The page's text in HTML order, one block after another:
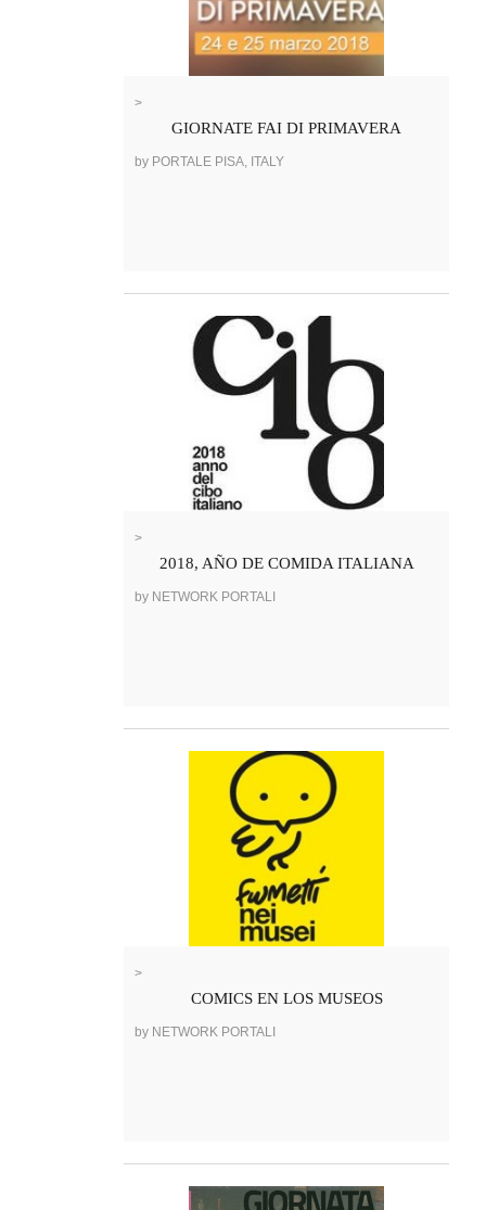
>
GIORNATE FAI DI PRIMAVERA
by PORTALE PISA, ITALY
>
2018, AÑO DE COMIDA ITALIANA
by NETWORK PORTALI
>
COMICS EN LOS MUSEOS
by NETWORK PORTALI